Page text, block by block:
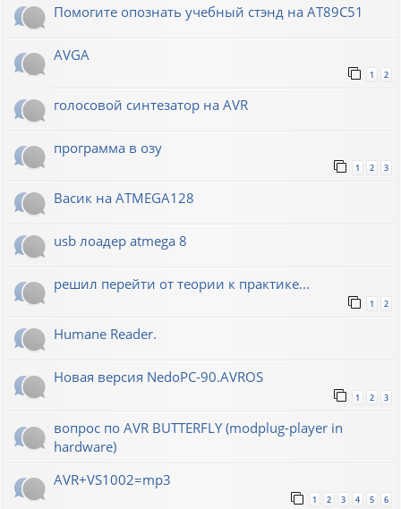
Помогите опознать учебный стэнд на AT89С51
AVGA
1 2
голосовой синтезатор на AVR
программа в озу
1 2 3
Васик на ATMEGA128
usb лоадер atmega 8
решил перейти от теории к практике...
1 2
Humane Reader.
Новая версия NedoPC-90.AVROS
1 2 3
вопрос по AVR BUTTERFLY (modplug-player in
hardware)
AVR+VS1002=mp3
1 2 3 4 5 6